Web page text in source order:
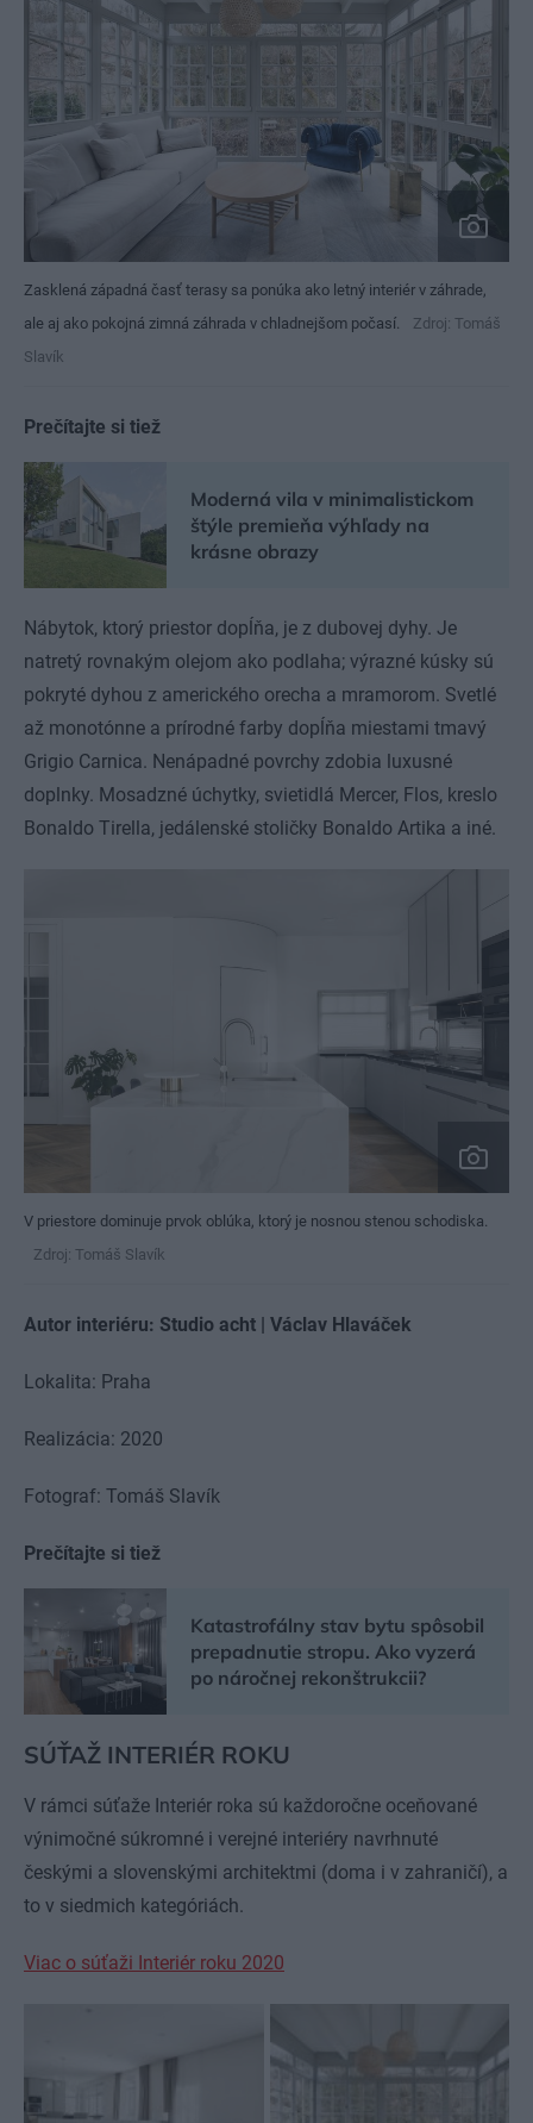
Zasklená západná časť terasy sa ponúka ako letný interiér v záhrade,
ale aj ako pokojná zimná záhrada v chladnejšom počasí.
Zdroj: Tomáš
Slavík
Prečítajte si tiež
Moderná vila v minimalistickom
štýle premieňa výhľady na
krásne obrazy
Nábytok, ktorý priestor dopĺňa, je z dubovej dyhy. Je
natretý rovnakým olejom ako podlaha; výrazné kúsky sú
pokryté dyhou z amerického orecha a mramorom. Svetlé
až monotónne a prírodné farby dopĺňa miestami tmavý
Grigio Carnica. Nenápadné povrchy zdobia luxusné
doplnky. Mosadzné úchytky, svietidlá Mercer, Flos, kreslo
Bonaldo Tirella, jedálenské stoličky Bonaldo Artika a iné.
V priestore dominuje prvok oblúka, ktorý je nosnou stenou schodiska.
Zdroj: Tomáš Slavík
Autor interiéru: Studio acht | Václav Hlaváček
Lokalita: Praha
Realizácia: 2020
Fotograf: Tomáš Slavík
Prečítajte si tiež
Katastrofálny stav bytu spôsobil
prepadnutie stropu. Ako vyzerá
po náročnej rekonštrukcii?
SÚŤAŽ INTERIÉR ROKU
V rámci súťaže Interiér roka sú každoročne oceňované
výnimočné súkromné i verejné interiéry navrhnuté
českými a slovenskými architektmi (doma i v zahraničí), a
to v siedmich kategóriách.
Viac o súťaži Interiér roku 2020